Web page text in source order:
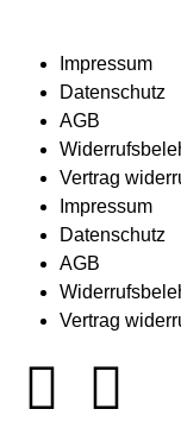
Impressum
Datenschutz
AGB
Vertrag
Impressum
Datenschutz
AGB
Vertrag